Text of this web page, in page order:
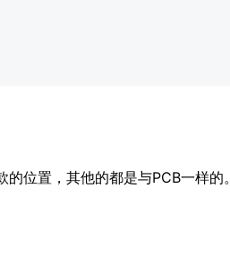
位置，其他的都是与PCB一样的。